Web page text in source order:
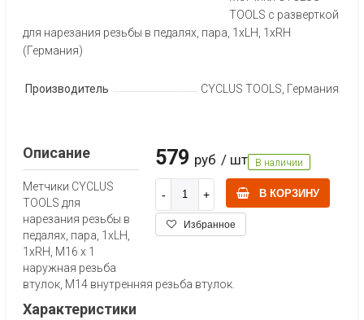
TOOLS с разверткой
для нарезания резьбы в педалях, пара, 1xLH, 1xRH
(Германия)
Производитель CYCLUS TOOLS, Германия
579 руб / шт В наличии
В КОРЗИНУ
Избранное
Описание
Метчики CYCLUS
TOOLS для
нарезания резьбы в
педалях, пара, 1xLH,
1xRH, M16 x 1
наружная резьба
втулок, M14 внутренняя резьба втулок.
Характеристики